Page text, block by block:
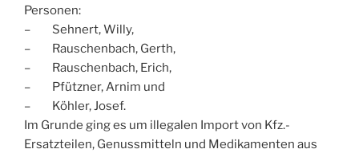
Personen:
– Sehnert, Willy,
– Rauschenbach, Gerth,
– Rauschenbach, Erich,
– Pfützner, Arnim und
– Köhler, Josef.
Im Grunde ging es um illegalen Import von Kfz.-
Ersatzteilen, Genussmitteln und Medikamenten aus